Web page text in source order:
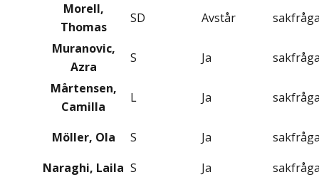
Morell,
Thomas
SD Avstår
Muranovic,
Azra
S Ja
Mårtensen,
Camilla
L Ja
Möller, Ola S Ja
Naraghi, Laila S Ja